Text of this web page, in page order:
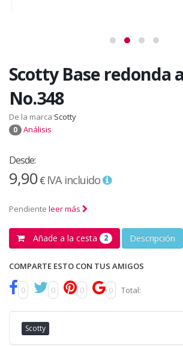
Scotty Base redonda
No.348
De la marca Scotty
0 Análisis
Desde:
9,90€ IVA incluido
Pendiente leer más
Añade a la cesta 2 Descripción
COMPARTE ESTO CON TUS AMIGOS
0 0 0 0 Total:
Scotty